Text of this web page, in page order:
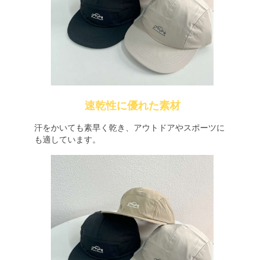
速乾性に優れた素材
汗をかいても素早く乾き、アウトドアやスポーツに
も適しています。